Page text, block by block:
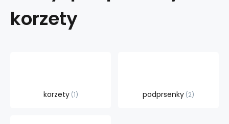
korzety
korzety 1 podprsenky 2